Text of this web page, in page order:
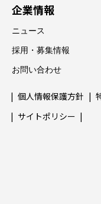
企業情報
ニュース
採用・募集情報
お問い合わせ
個人情報保護方針
サイトポリシー